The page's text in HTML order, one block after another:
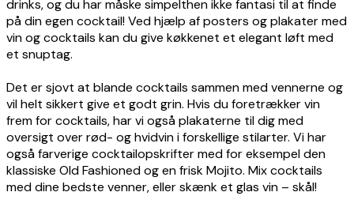
drinks, og du har måske simpelthen ikke fantasi til at finde
på din egen cocktail! Ved hjælp af posters og plakater med
vin og cocktails kan du give køkkenet et elegant løft med
et snuptag.
Det er sjovt at blande cocktails sammen med vennerne og
vil helt sikkert give et godt grin. Hvis du foretrækker vin
frem for cocktails, har vi også plakaterne til dig med
oversigt over rød- og hvidvin i forskellige stilarter. Vi har
også farverige cocktailopskrifter med for eksempel den
klassiske Old Fashioned og en frisk Mojito. Mix cocktails
med dine bedste venner, eller skænk et glas vin – skål!